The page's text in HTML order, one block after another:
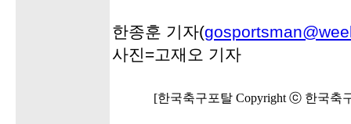
한종훈 기자(
사진=고재오 기자
[한국축구포탈 Copyright ⓒ 한국축